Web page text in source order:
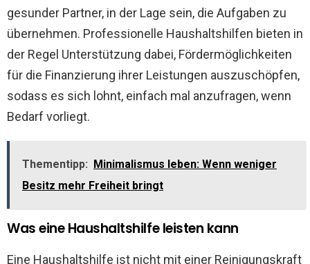
gesunder Partner, in der Lage sein, die Aufgaben zu
übernehmen. Professionelle Haushaltshilfen bieten in
der Regel Unterstützung dabei, Fördermöglichkeiten
für die Finanzierung ihrer Leistungen auszuschöpfen,
sodass es sich lohnt, einfach mal anzufragen, wenn
Bedarf vorliegt.
Thementipp: Minimalismus leben: Wenn weniger
Besitz mehr Freiheit bringt
Was eine Haushaltshilfe leisten kann
Eine Haushaltshilfe ist nicht mit einer Reinigungskraft